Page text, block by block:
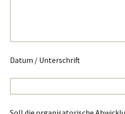
Datum / Unterschrift